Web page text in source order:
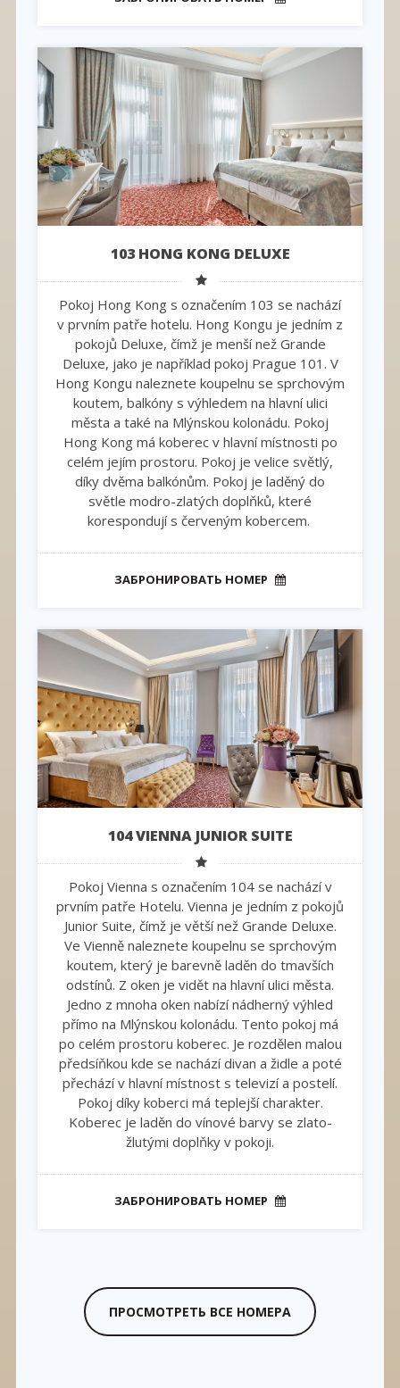
103 HONG KONG DELUXE
Pokoj Hong Kong s označením 103 se nachází
v prvním patře hotelu. Hong Kongu je jedním z
pokojů Deluxe, čímž je menší než Grande
Deluxe, jako je například pokoj Prague 101. V
Hong Kongu naleznete koupelnu se sprchovým
koutem, balkóny s výhledem na hlavní ulici
města a také na Mlýnskou kolonádu. Pokoj
Hong Kong má koberec v hlavní místnosti po
celém jejím prostoru. Pokoj je velice světlý,
díky dvěma balkónům. Pokoj je laděný do
světle modro-zlatých doplňků, které
korespondují s červeným kobercem.
ЗАБРОНИРОВАТЬ НОМЕР
104 VIENNA JUNIOR SUITE
Pokoj Vienna s označením 104 se nachází v
prvním patře Hotelu. Vienna je jedním z pokojů
Junior Suite, čímž je větší než Grande Deluxe.
Ve Vienně naleznete koupelnu se sprchovým
koutem, který je barevně laděn do tmavších
odstínů. Z oken je vidět na hlavní ulici města.
Jedno z mnoha oken nabízí nádherný výhled
přímo na Mlýnskou kolonádu. Tento pokoj má
po celém prostoru koberec. Je rozdělen malou
předsíňkou kde se nachází divan a židle a poté
přechází v hlavní místnost s televizí a postelí.
Pokoj díky koberci má teplejší charakter.
Koberec je laděn do vínové barvy se zlato-
žlutými doplňky v pokoji.
ЗАБРОНИРОВАТЬ НОМЕР
ПРОСМОТРЕТЬ ВСЕ НОМЕРА